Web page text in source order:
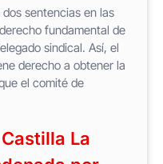
sentencias en las
fundamental de
sindical. Así, el
derecho a obtener la
el comité de
La